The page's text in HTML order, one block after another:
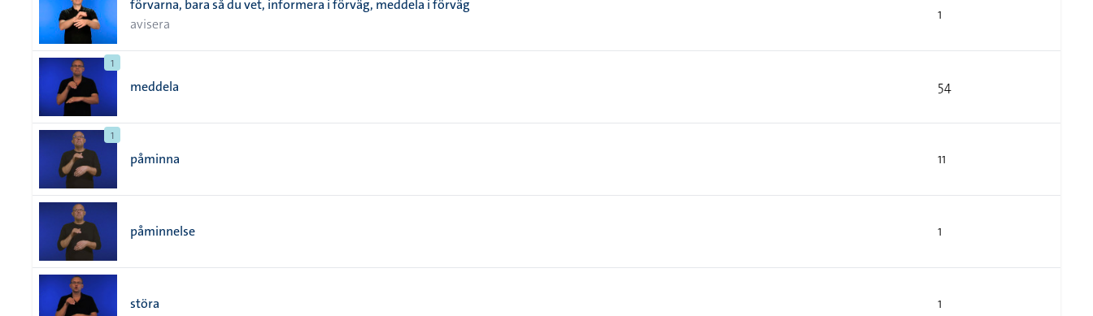
förvarna, bara så du vet, informera i förväg, meddela i förväg
avisera
1
1
meddela 54
1
påminna 11
påminnelse 1
störa 1